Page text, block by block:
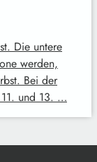
Die untere
werden,
Bei der
11. und 13. …